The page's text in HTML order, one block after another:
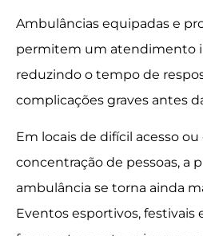
Ambulâncias equipadas e
permitem um atendimento
reduzindo o tempo de
complicações graves antes
Em locais de difícil acesso
concentração de pessoas, a
ambulância se torna ainda
Eventos esportivos, festivais